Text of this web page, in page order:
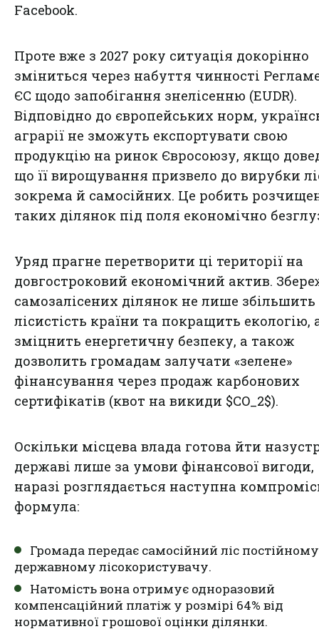
Facebook.
Проте вже з 2027 року ситуація докорінно
зміниться через набуття чинності
ЄС щодо запобігання знелісенню (EUDR).
Відповідно до європейських норм,
аграрії не зможуть експортувати свою
продукцію на ринок Євросоюзу, якщо
що її вирощування призвело до вирубки
зокрема й самосійних. Це робить
таких ділянок під поля економічно
Уряд прагне перетворити ці території на
довгостроковий економічний актив.
самозалісених ділянок не лише збільшить
лісистість країни та покращить екологію,
зміцнить енергетичну безпеку, а також
дозволить громадам залучати «зелене»
фінансування через продаж карбонових
сертифікатів (квот на викиди $CO_2$).
Оскільки місцева влада готова йти
державі лише за умови фінансової вигоди,
наразі розглядається наступна
формула:
Громада передає самосійний ліс постійному
державному лісокористувачу.
Натомість вона отримує одноразовий
компенсаційний платіж у розмірі 64% від
нормативної грошової оцінки ділянки.